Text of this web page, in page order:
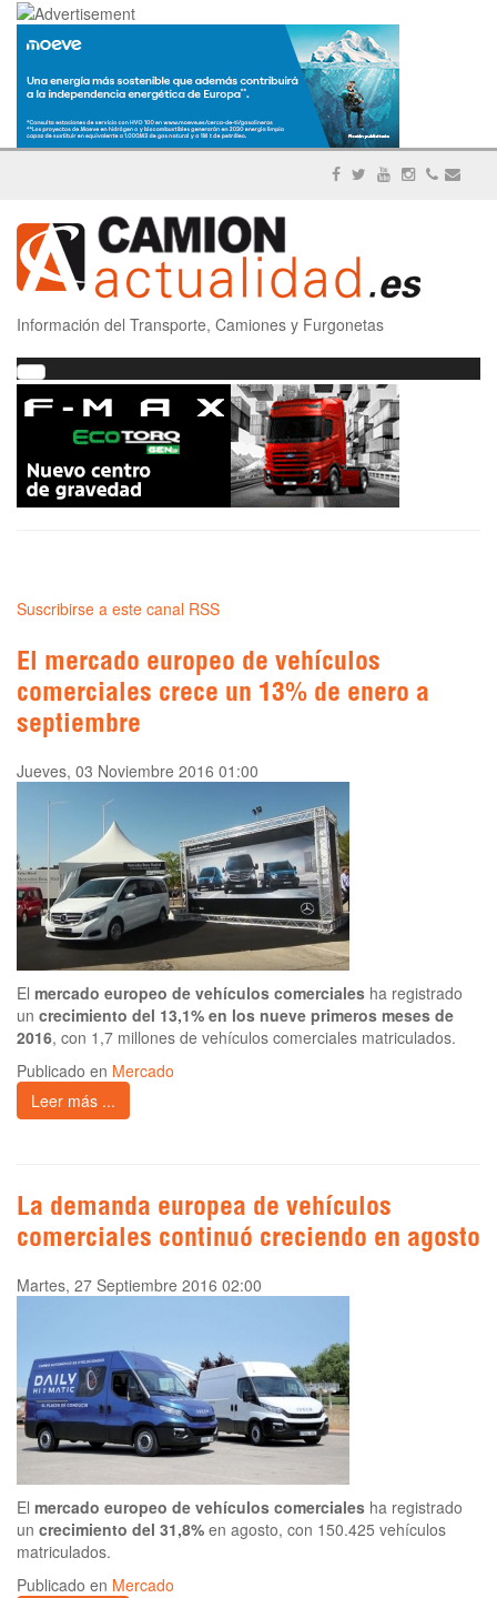
Información del Transporte, Camiones y Furgonetas
Suscribirse a este canal RSS
El mercado europeo de vehículos
comerciales crece un 13% de enero a
septiembre
Jueves, 03 Noviembre 2016 01:00
El mercado europeo de vehículos comerciales ha registrado
un crecimiento del 13,1% en los nueve primeros meses de
2016, con 1,7 millones de vehículos comerciales matriculados.
Publicado en Mercado
Leer más ...
La demanda europea de vehículos
comerciales continuó creciendo en agosto
Martes, 27 Septiembre 2016 02:00
El mercado europeo de vehículos comerciales ha registrado
un crecimiento del 31,8% en agosto, con 150.425 vehículos
matriculados.
Publicado en Mercado